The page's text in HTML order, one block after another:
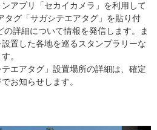
アプリ「セカイカメラ」を利用して
タグ「サガシテエアタグ」を貼り付
詳細について情報を発信します。ま
置した各地を巡るスタンプラリーな
。
エアタグ」設置場所の詳細は、確定
お知らせします。